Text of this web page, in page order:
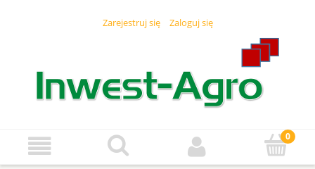
Zarejestruj się Zaloguj się